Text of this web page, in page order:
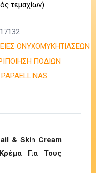
τεμαχίων)
ΟΝΥΧΟΜΥΚΗΤΙΑΣΕΩΝ
ΠΟΔΙΩΝ
PAPAELLINAS
& Skin Cream
Για Τους